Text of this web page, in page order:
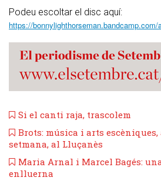
Podeu escoltar el disc aquí:
https://
Si el canti raja, trascolem
Brots: música i arts escèniques,
setmana, al Lluçanès
Maria Arnal i Marcel Bagés:
enlluerna